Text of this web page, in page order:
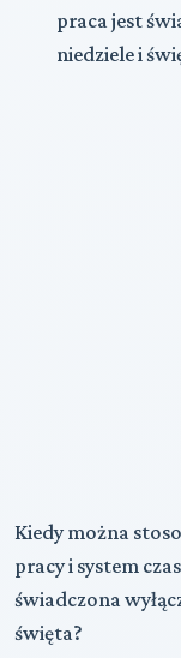
praca jest
niedziele i
Kiedy można
pracy i system
świadczona
święta?